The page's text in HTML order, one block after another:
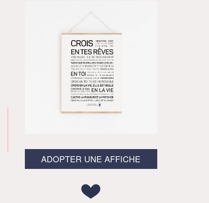
ADOPTER UNE AFFICHE